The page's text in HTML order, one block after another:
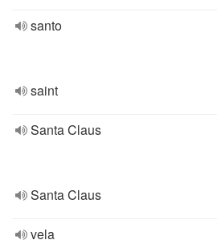
santo
saint
Santa Claus
Santa Claus
vela